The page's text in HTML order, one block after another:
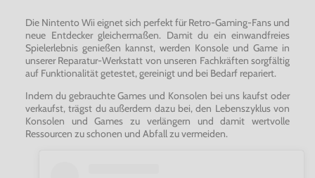
Die Nintento Wii eignet sich perfekt für Retro-Gaming-Fans und
neue Entdecker gleichermaßen. Damit du ein einwandfreies
Spielerlebnis genießen kannst, werden Konsole und Game in
unserer Reparatur-Werkstatt von unseren Fachkräften sorgfältig
auf Funktionalität getestet, gereinigt und bei Bedarf repariert.
Indem du gebrauchte Games und Konsolen bei uns kaufst oder
verkaufst, trägst du außerdem dazu bei, den Lebenszyklus von
Konsolen und Games zu verlängern und damit wertvolle
Ressourcen zu schonen und Abfall zu vermeiden.